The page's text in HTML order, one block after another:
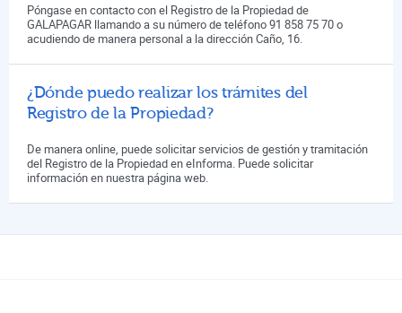
Póngase en contacto con el Registro de la Propiedad de
GALAPAGAR llamando a su número de teléfono 91 858 75 70 o
acudiendo de manera personal a la dirección Caño, 16.
¿Dónde puedo realizar los trámites del
Registro de la Propiedad?
De manera online, puede solicitar servicios de gestión y tramitación
del Registro de la Propiedad en eInforma. Puede solicitar
información en nuestra página web.